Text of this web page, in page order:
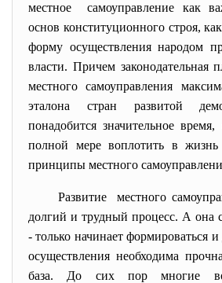
местное самоуправление как
основ конституционного строя,
форму осуществления народом
власти. Причем законодательная
местного самоуправления
эталона стран развитой
понадобится значительное
полной мере воплотить в жизнь
принципы местного
Развитие местного
долгий и трудный процесс. А она
- только начинает формироваться
осуществления необходима
база. До сих пор многие